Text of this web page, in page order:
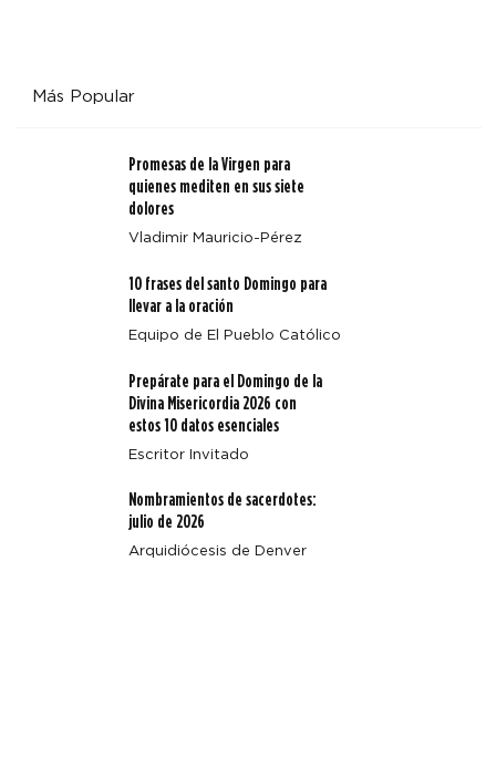
Más Popular
Promesas de la Virgen para
quienes mediten en sus siete
dolores
Vladimir Mauricio-Pérez
10 frases del santo Domingo para
llevar a la oración
Equipo de El Pueblo Católico
Prepárate para el Domingo de la
Divina Misericordia 2026 con
estos 10 datos esenciales
Escritor Invitado
Nombramientos de sacerdotes:
julio de 2026
Arquidiócesis de Denver